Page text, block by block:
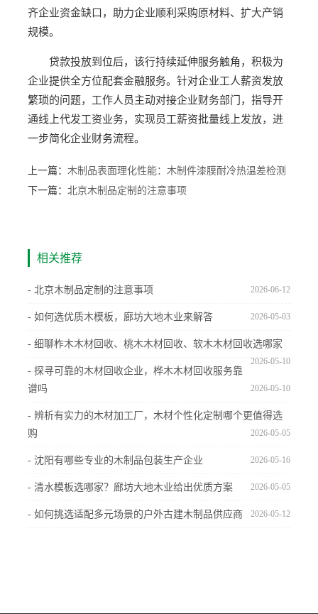
齐企业资金缺口，助力企业顺利采购原材料、扩大产销
规模。
贷款投放到位后，该行持续延伸服务触角，积极为
企业提供全方位配套金融服务。针对企业工人薪资发放
繁琐的问题，工作人员主动对接企业财务部门，指导开
通线上代发工资业务，实现员工薪资批量线上发放，进
一步简化企业财务流程。
上一篇： 木制品表面理化性能：木制件漆膜耐冷热温差检测
下一篇： 北京木制品定制的注意事项
相关推荐
- 北京木制品定制的注意事项 2026-06-12
- 如何选优质木模板，廊坊大地木业来解答 2026-05-03
- 细聊柞木木材回收、桃木木材回收、软木木材回收选哪家
2026-05-10
- 探寻可靠的木材回收企业，桦木木材回收服务靠
谱吗
2026-05-10
- 辨析有实力的木材加工厂，木材个性化定制哪个更值得选
购
2026-05-05
- 沈阳有哪些专业的木制品包装生产企业 2026-05-16
- 清水模板选哪家？廊坊大地木业给出优质方案 2026-05-05
- 如何挑选适配多元场景的户外古建木制品供应商 2026-05-12